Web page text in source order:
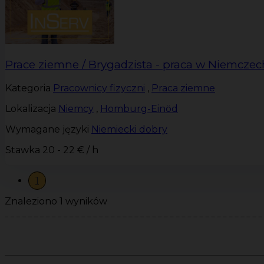
Prace ziemne / Brygadzista - praca w
Kategoria Pracownicy fizyczni , Praca ziemne
Lokalizacja Niemcy , Homburg-Einöd
Wymagane języki Niemiecki dobry
Stawka 20 - 22 € / h
1
Znaleziono 1 wyników